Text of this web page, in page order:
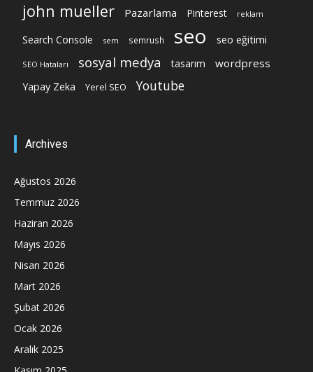
john mueller Pazarlama Pinterest reklam
Search Console sem semrush seo seo eğitimi
SEO Hataları sosyal medya tasarım wordpress
Yapay Zeka Yerel SEO Youtube
Archives
Ağustos 2026
Temmuz 2026
Haziran 2026
Mayıs 2026
Nisan 2026
Mart 2026
Şubat 2026
Ocak 2026
Aralık 2025